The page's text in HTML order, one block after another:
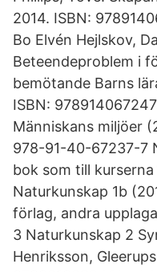
2014. ISBN:
Bo Elvén Hejlskov,
Beteendeproblem i
bemötande Barns
ISBN:
Människans miljöer
978-91-40-67237-7
bok som till kurserna
Naturkunskap 1b
förlag, andra
3 Naturkunskap 2
Henriksson,